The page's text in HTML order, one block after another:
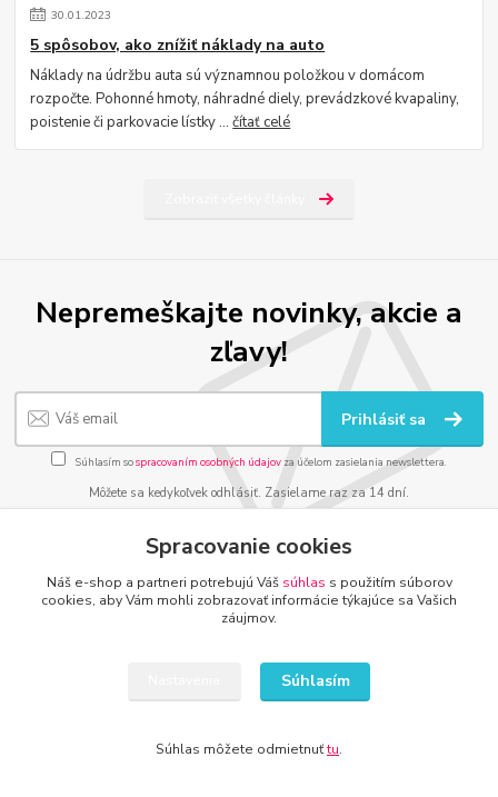
30.01.2023
5 spôsobov, ako znížiť náklady na auto
Náklady na údržbu auta sú významnou položkou v domácom
rozpočte. Pohonné hmoty, náhradné diely, prevádzkové kvapaliny,
poistenie či parkovacie lístky ...čítať celé
Nepremeškajte novinky, akcie a
zľavy!
Prihlásiť sa
Súhlasím sospracovaním osobných údajov za účelom zasielania newslettera.
Môžete sa kedykoľvek odhlásiť. Zasielame raz za 14 dní.
DETI, ŠPORT, HOBBY
www.detskaradost.sk
www.domaci-milacik.sk
Spracovanie cookies
Náš e-shop a partneri potrebujú Váš súhlas s použitím súborov
cookies, aby Vám mohli zobrazovať informácie týkajúce sa Vašich
záujmov.
Súhlasím
Súhlas môžete odmietnuťtu.